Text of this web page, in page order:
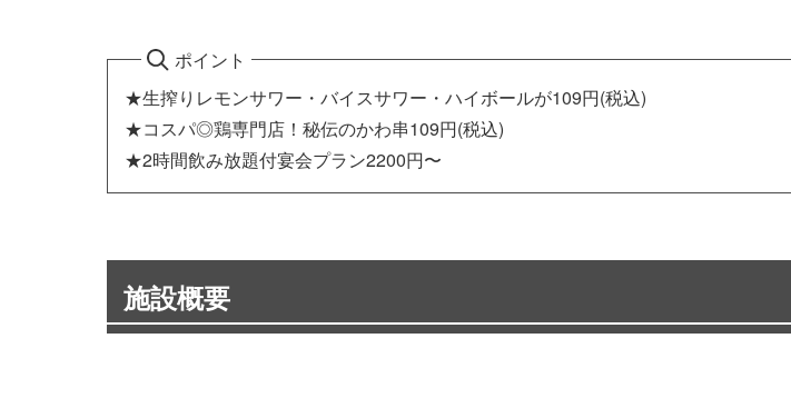
ポイント
★生搾りレモンサワー・バイスサワー・ハイボールが109円(税込)
★コスパ◎鶏専門店！秘伝のかわ串109円(税込)
★2時間飲み放題付宴会プラン2200円〜
施設概要